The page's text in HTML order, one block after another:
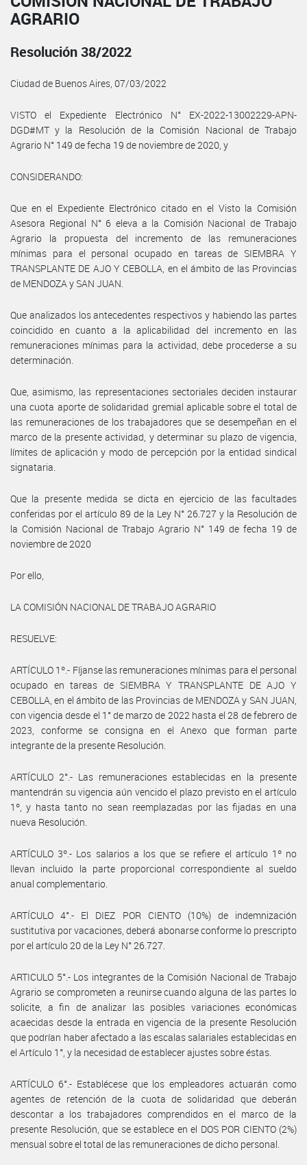
AGRARIO
Resolución 38/2022
Ciudad de Buenos Aires, 07/03/2022
VISTO el Expediente Electrónico N° EX-2022-13002229-APN-
DGD#MT y la Resolución de la Comisión Nacional de Trabajo
Agrario N° 149 de fecha 19 de noviembre de 2020, y
CONSIDERANDO:
Que en el Expediente Electrónico citado en el Visto la Comisión
Asesora Regional N° 6 eleva a la Comisión Nacional de Trabajo
Agrario la propuesta del incremento de las remuneraciones
mínimas para el personal ocupado en tareas de SIEMBRA Y
TRANSPLANTE DE AJO Y CEBOLLA, en el ámbito de las Provincias
de MENDOZA y SAN JUAN.
Que analizados los antecedentes respectivos y habiendo las partes
coincidido en cuanto a la aplicabilidad del incremento en las
remuneraciones mínimas para la actividad, debe procederse a su
determinación.
Que, asimismo, las representaciones sectoriales deciden instaurar
una cuota aporte de solidaridad gremial aplicable sobre el total de
las remuneraciones de los trabajadores que se desempeñan en el
marco de la presente actividad, y determinar su plazo de vigencia,
límites de aplicación y modo de percepción por la entidad sindical
signataria.
Que la presente medida se dicta en ejercicio de las facultades
conferidas por el artículo 89 de la Ley N° 26.727 y la Resolución de
la Comisión Nacional de Trabajo Agrario N° 149 de fecha 19 de
noviembre de 2020
Por ello,
LA COMISIÓN NACIONAL DE TRABAJO AGRARIO
RESUELVE:
ARTÍCULO 1º.- Fíjanse las remuneraciones mínimas para el personal
ocupado en tareas de SIEMBRA Y TRANSPLANTE DE AJO Y
CEBOLLA, en el ámbito de las Provincias de MENDOZA y SAN JUAN,
con vigencia desde el 1° de marzo de 2022 hasta el 28 de febrero de
2023, conforme se consigna en el Anexo que forman parte
integrante de la presente Resolución.
ARTÍCULO 2°.- Las remuneraciones establecidas en la presente
mantendrán su vigencia aún vencido el plazo previsto en el artículo
1º, y hasta tanto no sean reemplazadas por las fijadas en una
nueva Resolución.
ARTÍCULO 3º.- Los salarios a los que se refiere el artículo 1º no
llevan incluido la parte proporcional correspondiente al sueldo
anual complementario.
ARTÍCULO 4°.- El DIEZ POR CIENTO (10%) de indemnización
sustitutiva por vacaciones, deberá abonarse conforme lo prescripto
por el artículo 20 de la Ley N° 26.727.
ARTICULO 5°.- Los integrantes de la Comisión Nacional de Trabajo
Agrario se comprometen a reunirse cuando alguna de las partes lo
solicite, a fin de analizar las posibles variaciones económicas
acaecidas desde la entrada en vigencia de la presente Resolución
que podrían haber afectado a las escalas salariales establecidas en
el Artículo 1°, y la necesidad de establecer ajustes sobre éstas.
ARTÍCULO 6°.- Establécese que los empleadores actuarán como
agentes de retención de la cuota de solidaridad que deberán
descontar a los trabajadores comprendidos en el marco de la
presente Resolución, que se establece en el DOS POR CIENTO (2%)
mensual sobre el total de las remuneraciones de dicho personal.